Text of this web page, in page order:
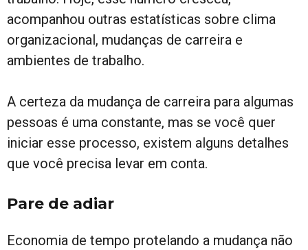
acompanhou outras estatísticas sobre clima
organizacional, mudanças de carreira e
ambientes de trabalho.
A certeza da mudança de carreira para algumas
pessoas é uma constante, mas se você quer
iniciar esse processo, existem alguns detalhes
que você precisa levar em conta.
Pare de adiar
Economia de tempo protelando a mudança não